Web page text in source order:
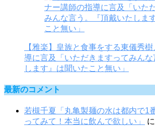
【雅楽】皇族と食事をする東儀秀
導に言及「いただきますってみん
します』は聞いたこと無い」
最新のコメント
若槻千夏「丸亀製麺の水は都内で1
ってみて！本当に飲んで欲しい」
に